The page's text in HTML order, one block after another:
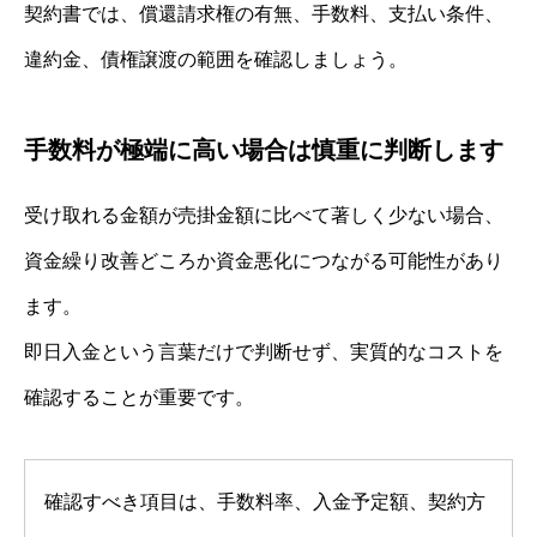
契約書では、償還請求権の有無、手数料、支払い条件、
違約金、債権譲渡の範囲を確認しましょう。
手数料が極端に高い場合は慎重に判断します
受け取れる金額が売掛金額に比べて著しく少ない場合、
資金繰り改善どころか資金悪化につながる可能性があり
ます。
即日入金という言葉だけで判断せず、実質的なコストを
確認することが重要です。
確認すべき項目は、手数料率、入金予定額、契約方